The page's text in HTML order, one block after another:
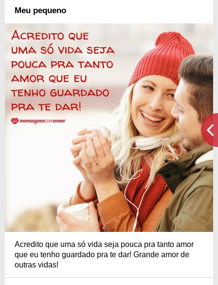
Meu pequeno
Acredito que uma só vida seja pouca pra tanto amor
que eu tenho guardado pra te dar! Grande amor de
outras vidas!